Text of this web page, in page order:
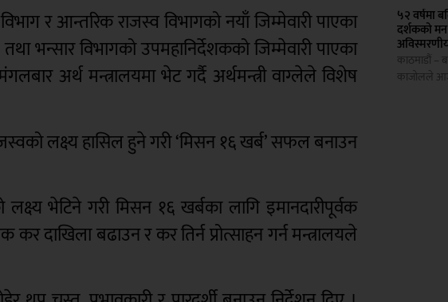
र आन्तरिक राजस्व विभागको नयाँ जिम्मेवारी पाएका
भन्सार विभागको उपमहानिर्देशकको जिम्मेवारी पाएका
अर्थ मन्त्रालयमा भेट गर्दै अर्थमन्त्री वाग्लेले विशेष
लक्ष्य हासिल हुने गरी ‘मिसन १६ खर्ब’ सफल बनाउन
भेटिने गरी मिसन १६ खर्बका लागि इमानदारीपूर्वक
दाखिला बढाउन र कर तिर्न प्रोत्साहन गर्न मन्त्रालयले
५२ वर्षमा
दर्शकको
काठमाडौं –
काजोलले